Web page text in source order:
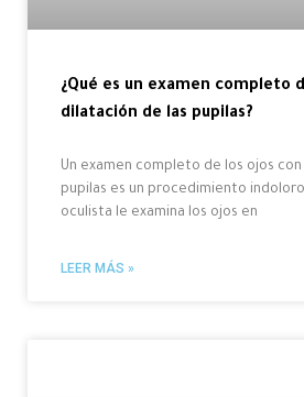
¿Qué es un examen completo
dilatación de las pupilas?
Un examen completo de los ojos
pupilas es un procedimiento
oculista le examina los ojos en
LEER MÁS »